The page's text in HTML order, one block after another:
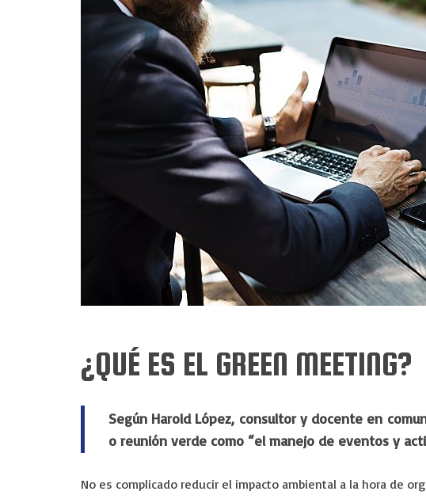
¿QUÉ ES EL GREEN MEETING?
Según Harold López, consultor y docente en
o reunión verde como “el manejo de eventos y
No es complicado reducir el impacto ambiental a la hora de